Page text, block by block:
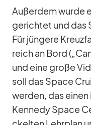
Au­ßer­dem wurde
ge­rich­tet und das
Für jün­gere
reich an Bord
und eine große
soll das Space
wer­den, das
Ken­nedy Space